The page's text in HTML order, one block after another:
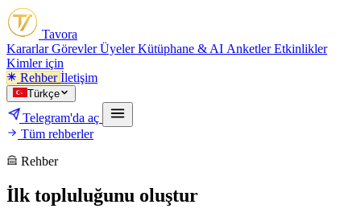
Tavora
KararlarGörevlerÜyelerKütüphane & AI AnketlerEtkinlikler
Kimler için
Rehberİletişim
Türkçe
Telegram'da aç
Tüm rehberler
Rehber
İlk topluluğunu oluştur